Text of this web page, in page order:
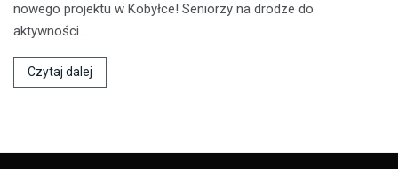
nowego projektu w Kobyłce! Seniorzy na drodze do
aktywności…
Czytaj dalej